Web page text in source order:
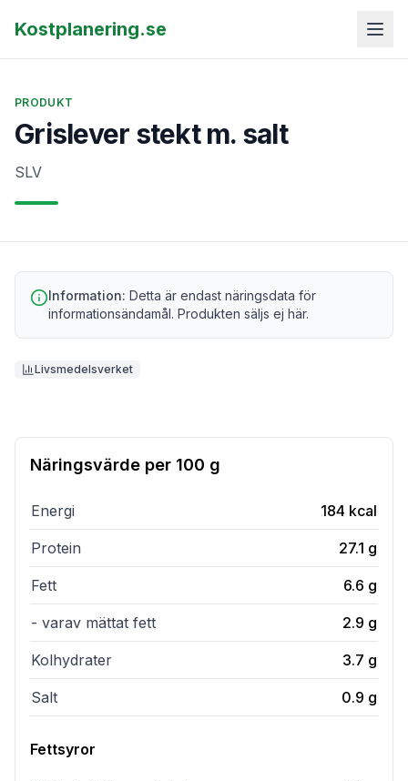
Kostplanering.se
PRODUKT
Grislever stekt m. salt
SLV
Information: Detta är endast näringsdata för
informationsändamål. Produkten säljs ej här.
Livsmedelsverket
Näringsvärde per 100 g
Energi 184 kcal
Protein 27.1 g
Fett 6.6 g
- varav mättat fett 2.9 g
Kolhydrater 3.7 g
Salt 0.9 g
Fettsyror